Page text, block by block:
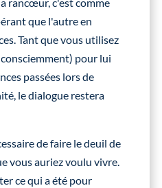
rancœur, c'est comme
que l'autre en
Tant que vous utilisez
pour lui
passées lors de
le dialogue restera
de faire le deuil de
vous auriez voulu vivre.
ce qui a été pour